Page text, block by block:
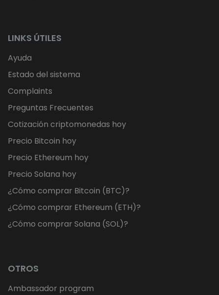
LINKS ÚTILES
Ayuda
Estado del sistema
Complaints
Preguntas Frecuentes
Cotización criptomonedas hoy
Precio Bitcoin hoy
Precio Ethereum hoy
Precio Solana hoy
¿Cómo comprar Bitcoin (BTC)?
¿Cómo comprar Ethereum (ETH)?
¿Cómo comprar Solana (SOL)?
OTROS
Ambassador program